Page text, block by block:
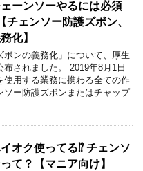
ェーンソーやるには必須
チェンソー防護ズボン、
化】
ボンの義務化」について、厚生
されました。 2019年8月1日
使用する業務に携わる全ての作
ソー防護ズボンまたはチャップ
イオク使ってる⁉ チェンソ
て？【マニア向け】